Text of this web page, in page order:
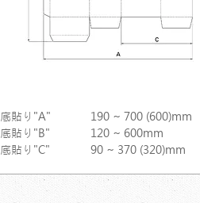
底貼り"A"
底貼り"B"
底貼り"C"
190 ~ 700 (600)mm
120 ~ 600mm
90 ~ 370 (320)mm